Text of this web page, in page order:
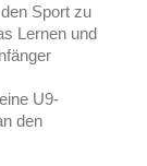
Sport zu
Lernen und
U9-
den